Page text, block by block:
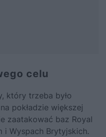
celu
który trzeba było
pokładzie większej
zaatakować baz Royal
i Wyspach Brytyjskich.